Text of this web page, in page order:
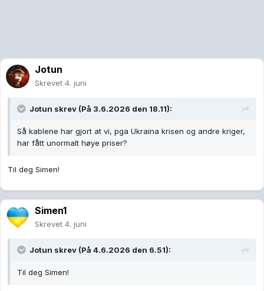
Jotun
Skrevet 4. juni
Jotun skrev (På 3.6.2026 den 18.11):
Så kablene har gjort at vi, pga Ukraina krisen og andre kriger,
har fått unormalt høye priser?
Til deg Simen!
Simen1
Skrevet 4. juni
Jotun skrev (På 4.6.2026 den 6.51):
Til deg Simen!